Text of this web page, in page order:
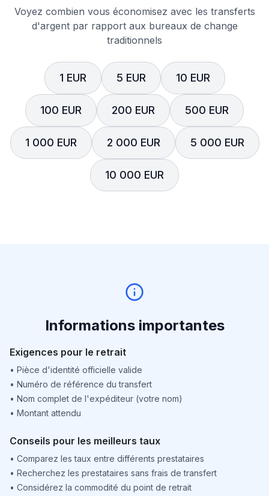
Voyez combien vous économisez avec les transferts
d'argent par rapport aux bureaux de change
traditionnels
1 EUR 5 EUR 10 EUR
100 EUR 200 EUR 500 EUR
1 000 EUR 2 000 EUR 5 000 EUR
10 000 EUR
Informations importantes
Exigences pour le retrait
• Pièce d'identité officielle valide
• Numéro de référence du transfert
• Nom complet de l'expéditeur (votre nom)
• Montant attendu
Conseils pour les meilleurs taux
• Comparez les taux entre différents prestataires
• Recherchez les prestataires sans frais de transfert
• Considérez la commodité du point de retrait